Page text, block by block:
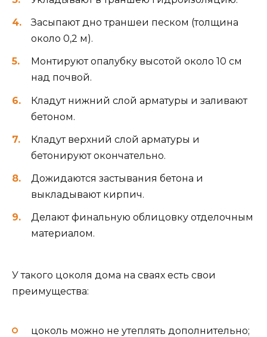
Засыпают дно траншеи песком (толщина
около 0,2 м).
Монтируют опалубку высотой около 10 см
над почвой.
Кладут нижний слой арматуры и заливают
бетоном.
Кладут верхний слой арматуры и
бетонируют окончательно.
Дожидаются застывания бетона и
выкладывают кирпич.
Делают финальную облицовку отделочным
материалом.
У такого цоколя дома на сваях есть свои
преимущества:
цоколь можно не утеплять дополнительно;